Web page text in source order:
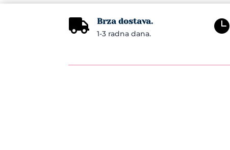
 Brza dostava.
1-3 radna dana. 